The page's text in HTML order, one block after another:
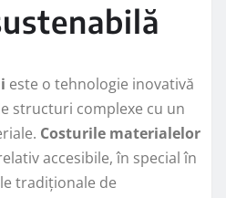
este o tehnologie inovativă
structuri complexe cu un
Costurile materialelor
accesibile, în special în
tradiționale de